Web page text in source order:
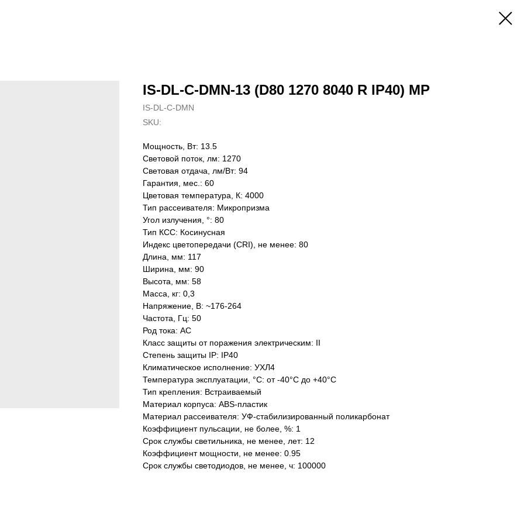
IS-DL-C-DMN-13 (D80 1270 8040 R IP40) MP
IS-DL-C-DMN
SKU:
Мощность, Вт: 13.5
Световой поток, лм: 1270
Световая отдача, лм/Вт: 94
Гарантия, мес.: 60
Цветовая температура, К: 4000
Тип рассеивателя: Микропризма
Угол излучения, °: 80
Тип КСС: Косинусная
Индекс цветопередачи (CRI), не менее: 80
Длина, мм: 117
Ширина, мм: 90
Высота, мм: 58
Масса, кг: 0,3
Напряжение, В: ~176-264
Частота, Гц: 50
Род тока: AC
Класс защиты от поражения электрическим: II
Степень защиты IP: IP40
Климатическое исполнение: УХЛ4
Температура эксплуатации, °С: от -40°C до +40°C
Тип крепления: Встраиваемый
Материал корпуса: ABS-пластик
Материал рассеивателя: УФ-стабилизированный поликарбонат
Коэффициент пульсации, не более, %: 1
Срок службы светильника, не менее, лет: 12
Коэффициент мощности, не менее: 0.95
Срок службы светодиодов, не менее, ч: 100000